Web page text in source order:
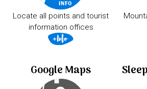
Locate all points and tourist
information offices
Google Maps